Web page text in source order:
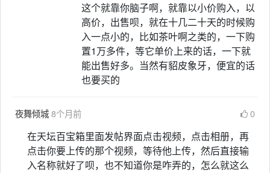
这个就靠你脑子啊，就靠以小价购入，以
高价，出售呗，就在十几二十天的时候购
入一点小的，比如茶叶啊之类的，一下购
置1万多件，等它单价上来的话，一下就
能出售好多。当然有貂皮象牙，便宜的话
也要买的
夜舞倾城8个月前 0
在天坛百宝箱里面发帖界面点击视频，点击相册，再
点击你要上传的那个视频，等待他上传，然后直接输
入名称就好了呗，也不知道你是咋弄的，怎么就这么